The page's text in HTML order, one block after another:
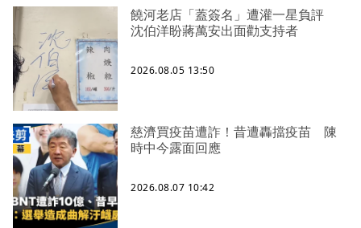
饒河老店「蓋簽名」遭灌一星負評
沈伯洋盼蔣萬安出面勸支持者
2026.08.05 13:50
慈濟買疫苗遭詐！昔遭轟擋疫苗 陳
時中今露面回應
2026.08.07 10:42